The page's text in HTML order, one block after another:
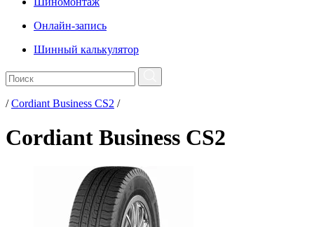
Онлайн-запись
Шинный калькулятор
/Cordiant Business CS2 /
Cordiant Business CS2